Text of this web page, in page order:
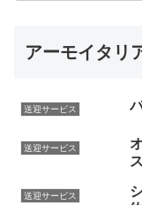
アーモイタリ
送迎サービス
送迎サービス
ス
送迎サービス